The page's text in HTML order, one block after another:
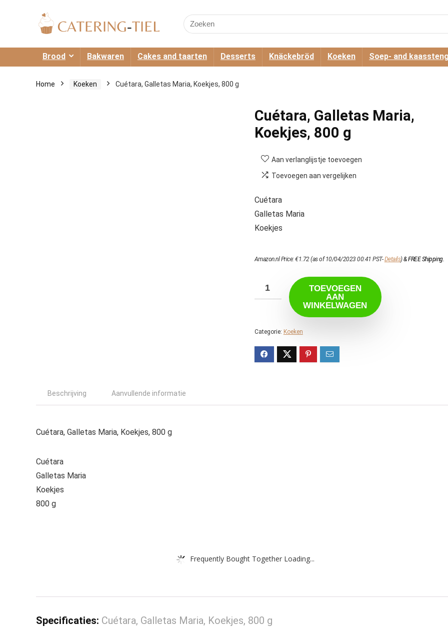
Search
for:
Brood Bakwaren Cakes and taarten Desserts Knäckebröd Koeken Soep- and
Home Koeken Cuétara, Galletas Maria, Koekjes, 800 g
Cuétara, Galletas Maria,
Koekjes, 800 g
Aan verlanglijstje toevoegen
Toevoegen aan vergelijken
Cuétara
Galletas Maria
Koekjes
Amazon.nl Price:€1.72 (as of 10/04/2023 00:41 PST-Details)&FREE Shipping.
TOEVOEGEN
AAN
WINKELWAGEN
Categorie: Koeken
Beschrijving Aanvullende informatie
Cuétara, Galletas Maria, Koekjes, 800 g
Cuétara
Galletas Maria
Koekjes
800 g
Frequently Bought Together Loading...
Specificaties: Cuétara, Galletas Maria, Koekjes, 800 g